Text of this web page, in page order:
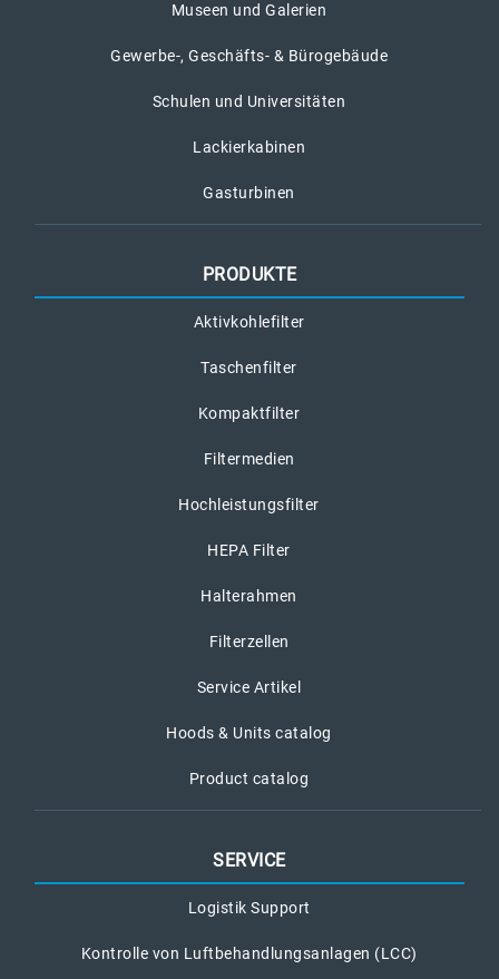
Museen und Galerien
Gewerbe-, Geschäfts- & Bürogebäude
Schulen und Universitäten
Lackierkabinen
Gasturbinen
PRODUKTE
Aktivkohlefilter
Taschenfilter
Kompaktfilter
Filtermedien
Hochleistungsfilter
HEPA Filter
Halterahmen
Filterzellen
Service Artikel
Hoods & Units catalog
Product catalog
SERVICE
Logistik Support
Kontrolle von Luftbehandlungsanlagen (LCC)